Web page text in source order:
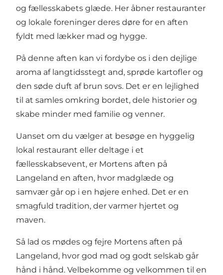
og fællesskabets glæde. Her åbner restauranter
og lokale foreninger deres døre for en aften
fyldt med lækker mad og hygge.
På denne aften kan vi fordybe os i den dejlige
aroma af langtidsstegt and, sprøde kartofler og
den søde duft af brun sovs. Det er en lejlighed
til at samles omkring bordet, dele historier og
skabe minder med familie og venner.
Uanset om du vælger at besøge en hyggelig
lokal restaurant eller deltage i et
fællesskabsevent, er Mortens aften på
Langeland en aften, hvor madglæde og
samvær går op i en højere enhed. Det er en
smagfuld tradition, der varmer hjertet og
maven.
Så lad os mødes og fejre Mortens aften på
Langeland, hvor god mad og godt selskab går
hånd i hånd. Velbekomme og velkommen til en